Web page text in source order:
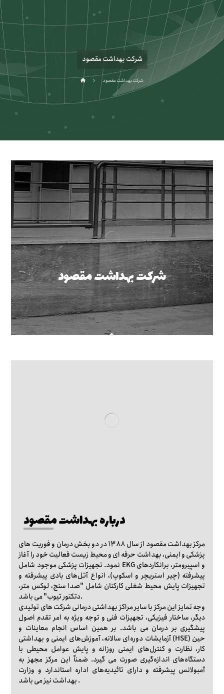
شرکت بهداشت مقصود
شرکت بهداشت مقصود
شرکت بهداشت مقصود
درباره بهداشت مقصود
مرکز بهداشت مقصود از سال 1388 در دو بخش درمان و فوریت های
پزشکی و ایمنی، بهداشت حرفه ای و محیط زیست فعالیت خود را آغاز
نمود. تجهیزات پزشکی موجود شامل EKG و اسپیرومتر، برانکاردهای
پیشرفته (چیر استریچر و اسکوپ)، انواع آتل‌های بادی پیشرفته و
تجهیزات پایش محیط شغلی کارکنان شامل "صدا سنج، لوکس متر،
دتکتور تیوب" می باشد.
وجه تمایز این مرکز با سایر مراکز بهداشتی درمانی شرکت های تولیدی
دیگر، ساختار فیزیکی، تجهیزات فنی و توجه ویژه به امر تقدم اصول
پیشگیری بر درمان می باشد. بر همین اساس انجام معاینات و
آزمایشات دوره‌ای سالانه، آموزش‌های ایمنی و بهداشتی (HSE) حین
کار، نظارت و کنترل‌های ایمنی روزانه و پایش عوامل محیطی با
دستگاه‌های اندازه‌گیری صورت می گیرد. ضمناً این مرکز مجهز به
آمبولانس پیشرفته و دارای تائیدیه‌های اداره استاندارد و وزارت
بهداشت نیز می باشد .